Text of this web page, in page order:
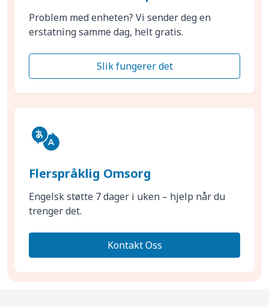
Problem med enheten? Vi sender deg en
erstatning samme dag, helt gratis.
Slik fungerer det
Flerspråklig Omsorg
Engelsk støtte 7 dager i uken – hjelp når du
trenger det.
Kontakt Oss